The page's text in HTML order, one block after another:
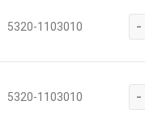
5320-1103010 -
5320-1103010 -